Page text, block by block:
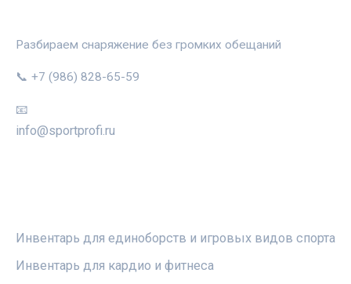
Разбираем снаряжение без громких обещаний
📞 +7 (986) 828-65-59
📧
info@sportprofi.ru
Инвентарь для единоборств и игровых видов спорта
Инвентарь для кардио и фитнеса